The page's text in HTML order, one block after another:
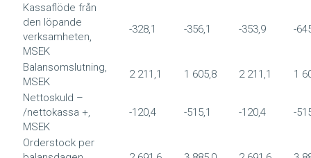
Kassaflöde från
den löpande
verksamheten,
MSEK
-328,1 -356,1 -353,9 -
Balansomslutning,
MSEK
2 211,1 1 605,8 2 211,1
1
Nettoskuld –
/nettokassa +,
MSEK
-120,4 -515,1 -120,4 -
Orderstock per